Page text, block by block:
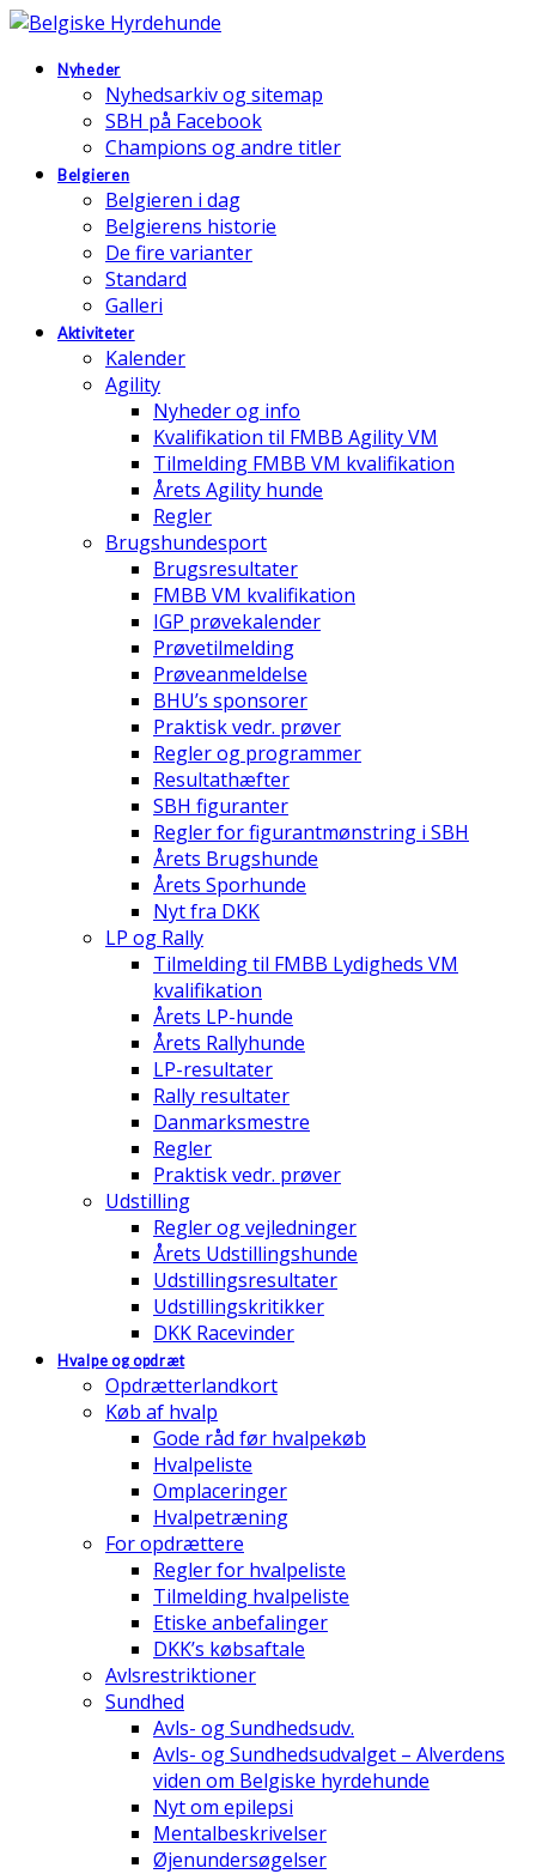
Nyheder
Nyhedsarkiv og sitemap
SBH på Facebook
Champions og andre titler
Belgieren
Belgieren i dag
Belgierens historie
De fire varianter
Standard
Galleri
Aktiviteter
Kalender
Agility
Nyheder og info
Kvalifikation til FMBB Agility VM
Tilmelding FMBB VM kvalifikation
Årets Agility hunde
Regler
Brugshundesport
Brugsresultater
FMBB VM kvalifikation
IGP prøvekalender
Prøvetilmelding
Prøveanmeldelse
BHU’s sponsorer
Praktisk vedr. prøver
Regler og programmer
Resultathæfter
SBH figuranter
Regler for figurantmønstring i SBH
Årets Brugshunde
Årets Sporhunde
Nyt fra DKK
LP og Rally
Tilmelding til FMBB Lydigheds VM
kvalifikation
Årets LP-hunde
Årets Rallyhunde
LP-resultater
Rally resultater
Danmarksmestre
Regler
Praktisk vedr. prøver
Udstilling
Regler og vejledninger
Årets Udstillingshunde
Udstillingsresultater
Udstillingskritikker
DKK Racevinder
Hvalpe og opdræt
Opdrætterlandkort
Køb af hvalp
Gode råd før hvalpekøb
Hvalpeliste
Omplaceringer
Hvalpetræning
For opdrættere
Regler for hvalpeliste
Tilmelding hvalpeliste
Etiske anbefalinger
DKK’s købsaftale
Avlsrestriktioner
Sundhed
Avls- og Sundhedsudv.
Avls- og Sundhedsudvalget – Alverdens
viden om Belgiske hyrdehunde
Nyt om epilepsi
Mentalbeskrivelser
Øjenundersøgelser